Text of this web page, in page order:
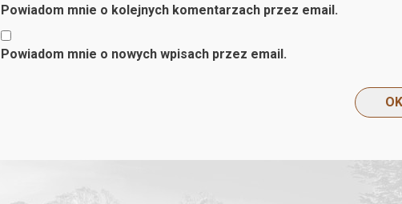
Powiadom mnie o kolejnych komentarzach przez email.
Powiadom mnie o nowych wpisach przez email.